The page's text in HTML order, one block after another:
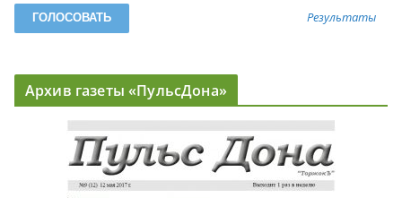
Результаты
Архив газеты «ПульсДона»